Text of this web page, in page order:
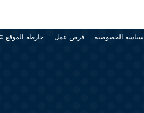
خارطة الموقع فرص عمل سياسة الخصوصية